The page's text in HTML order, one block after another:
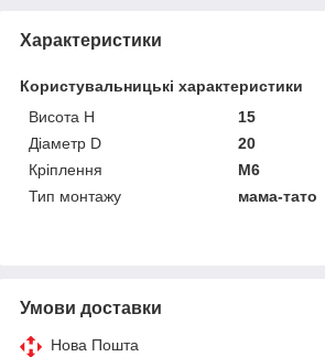
Характеристики
Користувальницькі характеристики
Висота H
15
Діаметр D
20
Кріплення
M6
Тип монтажу
мама-тато
Умови доставки
Нова Пошта